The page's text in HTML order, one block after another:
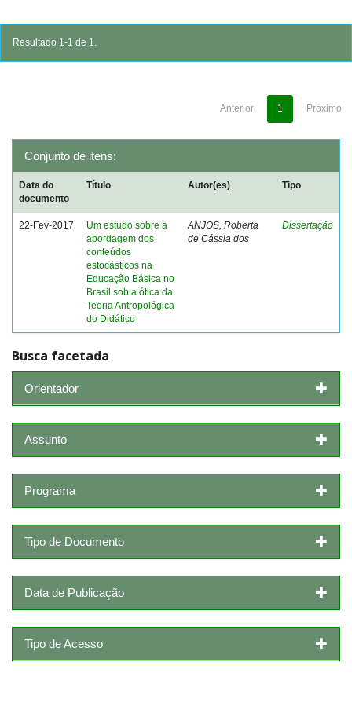
Resultado 1-1 de 1.
Anterior 1 Próximo
Conjunto de itens:
Data do
documento
Título Autor(es) Tipo
22-Fev-2017
Um estudo sobre a
abordagem dos
conteúdos
estocásticos na
Educação Básica no
Brasil sob a ótica da
Teoria Antropológica
do Didático
ANJOS, Roberta
de Cássia dos
Dissertação
Busca facetada
Orientador
Assunto
Programa
Tipo de Documento
Data de Publicação
Tipo de Acesso